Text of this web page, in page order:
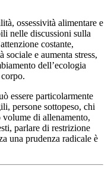
ossessività alimentare e
nelle discussioni sulla
costante,
e aumenta stress,
dell’ecologia
essere particolarmente
persone sottopeso, chi
di allenamento,
parlare di restrizione
una prudenza radicale è